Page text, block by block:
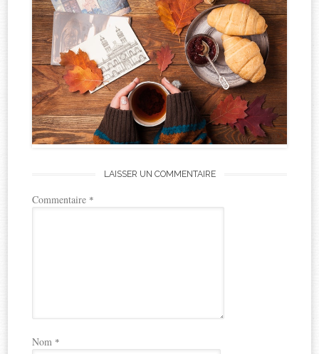
LAISSER UN COMMENTAIRE
Commentaire *
Nom *